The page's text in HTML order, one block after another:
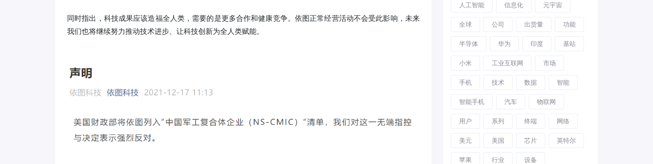
同时指出，科技成果应该造福全人类，需要的是更多合作和健康竞争。依图正常经营活动不会受此影响，未来
我们也将继续努力推动技术进步、让科技创新为全人类赋能。
人工智能 信息化 元宇宙
全球 公司 出货量 功能
半导体 华为 印度 基站
小米 工业互联网 市场
手机 技术 数据 智能
智能手机 汽车 物联网
用户 系列 终端 网络
美元 美国 芯片 英特尔
苹果 行业 设备